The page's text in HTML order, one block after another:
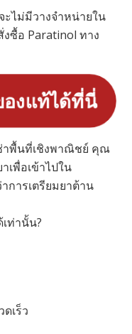
ะไม่มีวางจำหน่ายใน
ซื้อ Paratinol ทาง
งแท้ได้ที่นี่
าพื้นที่เชิงพาณิชย์ คุณ
เพื่อเข้าไปใน
การเตรียมยาต้าน
ท่านั้น?
เร็ว